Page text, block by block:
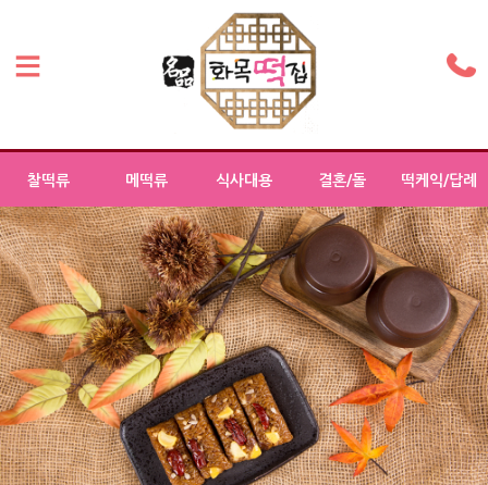
찰떡류 메떡류 식사대용 결혼/돌 떡케익/답례